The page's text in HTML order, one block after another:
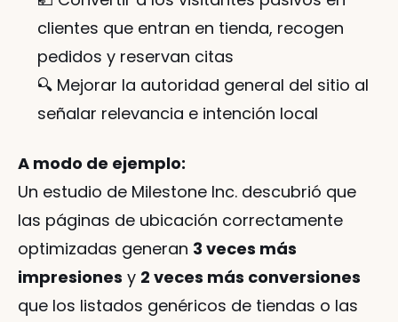
clientes que entran en tienda, recogen
pedidos y reservan citas
🔍 Mejorar la autoridad general del sitio al
señalar relevancia e intención local
A modo de ejemplo:
Un estudio de Milestone Inc. descubrió que
las páginas de ubicación correctamente
optimizadas generan 3 veces más
impresiones y 2 veces más conversiones
que los listados genéricos de tiendas o las